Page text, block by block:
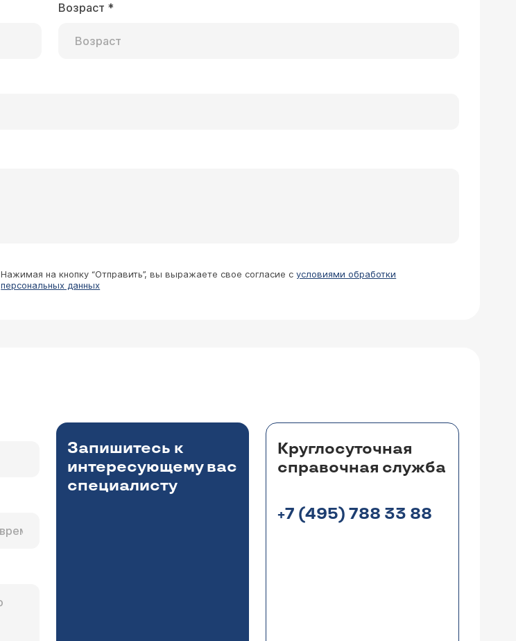
Возраст *
Нажимая на кнопку “Отправить”, вы выражаете свое согласие сусловиями обработки
персональных данных
Запишитесь к
интересующему вас
специалисту
Круглосуточная
справочная служба
+7 (495) 788 33 88